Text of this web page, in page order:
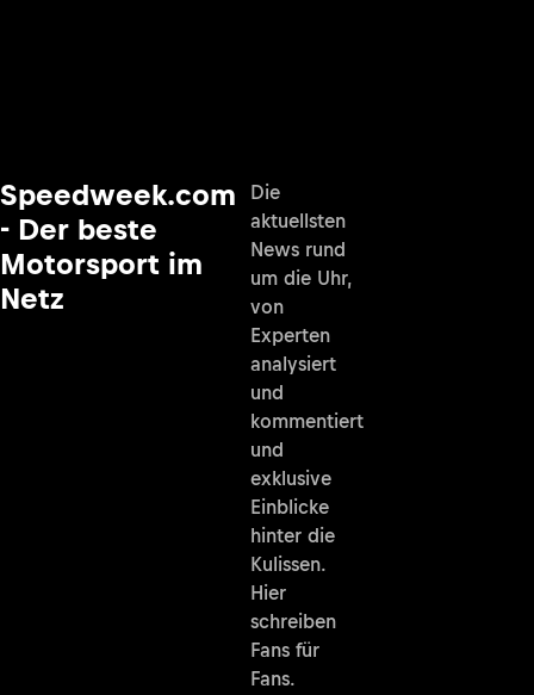
Speedweek.com
- Der beste
Motorsport im
Netz
Die
aktuellsten
News rund
um die Uhr,
von
Experten
analysiert
und
kommentiert
und
exklusive
Einblicke
hinter die
Kulissen.
Hier
schreiben
Fans für
Fans.